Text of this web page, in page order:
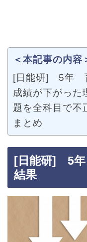
＜本記事の内容
[日能研] 5年
成績が下がった
題を全科目で不
まとめ
[日能研] 5
結果